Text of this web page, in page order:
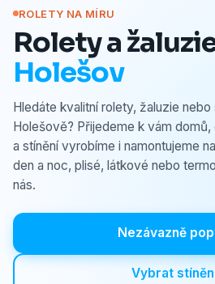
ROLETY NA MÍRU
Rolety a
Holešov
Hledáte kvalitní rolety, žaluzie
Holešově? Přijedeme k vám
a stínění vyrobíme i namontujeme
den a noc, plisé, látkové nebo
nás.
Nezávazně
Vybrat